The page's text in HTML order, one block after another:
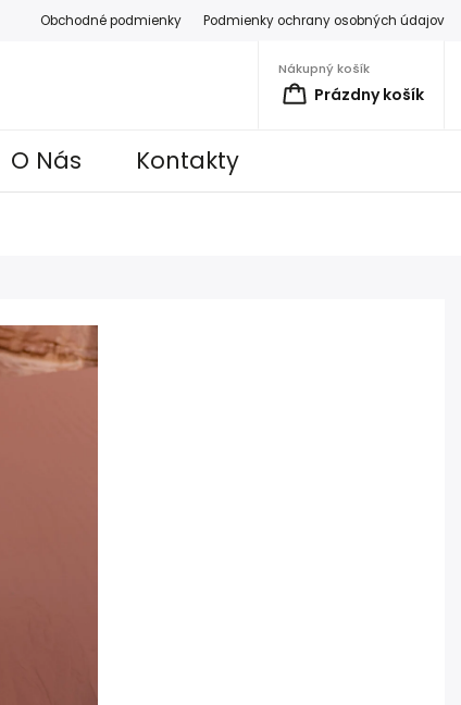
Obchodné podmienky Podmienky ochrany osobných údajov
Nákupný košík
Prázdny košík
O Nás Kontakty